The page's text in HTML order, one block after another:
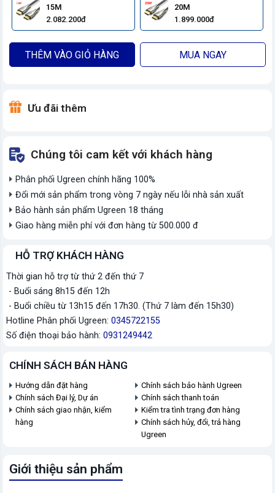
15M
2.082.200đ
20M
1.899.000đ
THÊM VÀO GIỎ HÀNG MUA NGAY
Ưu đãi thêm
Chúng tôi cam kết với khách hàng
Phân phối Ugreen chính hãng 100%
Đổi mới sản phẩm trong vòng 7 ngày nếu lỗi nhà sản xuất
Bảo hành sản phẩm Ugreen 18 tháng
Giao hàng miễn phí với đơn hàng từ 500.000 đ
HỖ TRỢ KHÁCH HÀNG
Thời gian hỗ trợ từ thứ 2 đến thứ 7
- Buổi sáng 8h15 đến 12h
- Buổi chiều từ 13h15 đến 17h30. (Thứ 7 làm đến 15h30)
Hotline Phân phối Ugreen: 0345722155
Số điện thoại bảo hành: 0931249442
CHÍNH SÁCH BÁN HÀNG
Hướng dẫn đặt hàng
Chính sách bảo hành Ugreen
Chính sách Đại lý, Dự án
Chính sách thanh toán
Chính sách giao nhận, kiểm
hàng
Kiểm tra tình trạng đơn hàng
Chính sách hủy, đổi, trả hàng
Ugreen
Giới thiệu sản phẩm